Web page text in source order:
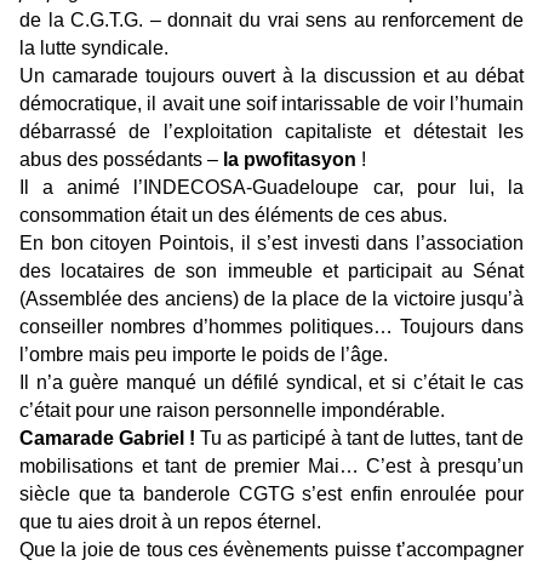
de la C.G.T.G. – donnait du vrai sens au renforcement de
la lutte syndicale.
Un camarade toujours ouvert à la discussion et au débat
démocratique, il avait une soif intarissable de voir l’humain
débarrassé de l’exploitation capitaliste et détestait les
abus des possédants – la pwofitasyon !
Il a animé l’INDECOSA-Guadeloupe car, pour lui, la
consommation était un des éléments de ces abus.
En bon citoyen Pointois, il s’est investi dans l’association
des locataires de son immeuble et participait au Sénat
(Assemblée des anciens) de la place de la victoire jusqu’à
conseiller nombres d’hommes politiques… Toujours dans
l’ombre mais peu importe le poids de l’âge.
Il n’a guère manqué un défilé syndical, et si c’était le cas
c’était pour une raison personnelle impondérable.
Camarade Gabriel ! Tu as participé à tant de luttes, tant de
mobilisations et tant de premier Mai… C’est à presqu’un
siècle que ta banderole CGTG s’est enfin enroulée pour
que tu aies droit à un repos éternel.
Que la joie de tous ces évènements puisse t’accompagner